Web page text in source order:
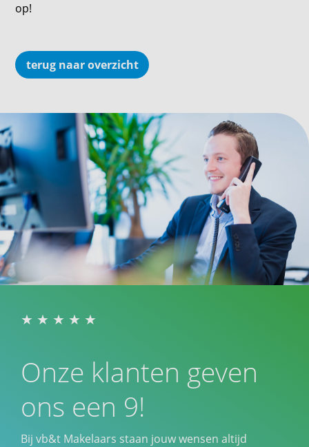
op!
terug naar overzicht
Onze klanten geven
ons een 9!
Bij vb&t Makelaars staan jouw wensen altijd